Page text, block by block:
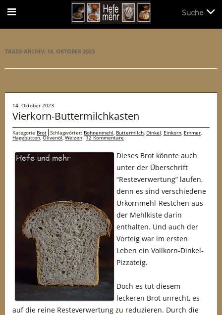
TAGES-ARCHIV: 14. OKTOBER 2023
14. Oktober 2023
Vierkorn-Buttermilchkasten
Kategorie Brot Schlagwörter: Bohnenmehl, Buttermilch, Dinkel, Einkorn, Emmer,
Hagebutten,Olivenöl,Weizen 12 Kommentare
Dieses Brot könnte auch
unter der Überschrift
“Resteverwertung” laufen,
denn es sind verschiedene
Urkornmehl-Restchen aus
der Mehlkiste darin
enthalten. Und auch der
Vorteig war im ersten
Leben ein Vollkorn-Dinkel-
Pizzateig.
Doch es tut diesem
leckeren Brot unrecht, es
auf die reine Resteverwertung zu reduzieren. Durch die
Suche
Suche